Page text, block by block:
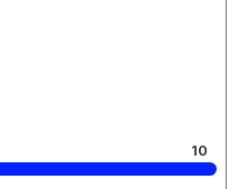
10